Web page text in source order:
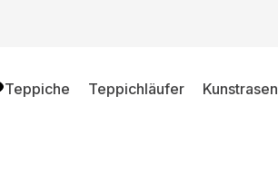
Teppiche Teppichläufer Kunstrasen